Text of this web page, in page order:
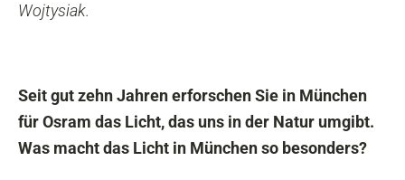
Wojtysiak.
Seit gut zehn Jahren erforschen Sie in München
für Osram das Licht, das uns in der Natur umgibt.
Was macht das Licht in München so besonders?